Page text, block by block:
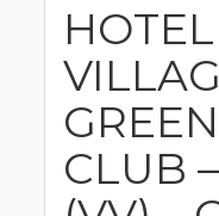
CLUB